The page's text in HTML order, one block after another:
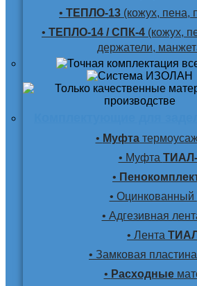
• ТЕПЛО-13 (кожух, пена,
• ТЕПЛО-14 / СПК-4 (кожух,
держатели,
• Муфта
• Муфта
•
• Оцинкованный
• Адгезивная
• Лента
• Замковая пластина
• Расходные